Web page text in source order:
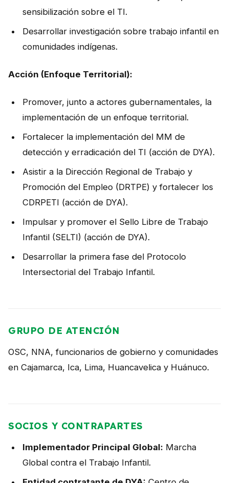
sensibilización sobre el TI.
Desarrollar investigación sobre trabajo infantil en
comunidades indígenas.
Acción (Enfoque Territorial):
Promover, junto a actores gubernamentales, la
implementación de un enfoque territorial.
Fortalecer la implementación del MM de
detección y erradicación del TI (acción de DYA).
Asistir a la Dirección Regional de Trabajo y
Promoción del Empleo (DRTPE) y fortalecer los
CDRPETI (acción de DYA).
Impulsar y promover el Sello Libre de Trabajo
Infantil (SELTI) (acción de DYA).
Desarrollar la primera fase del Protocolo
Intersectorial del Trabajo Infantil.
GRUPO DE ATENCIÓN
OSC, NNA, funcionarios de gobierno y comunidades
en Cajamarca, Ica, Lima, Huancavelica y Huánuco.
SOCIOS Y CONTRAPARTES
Implementador Principal Global: Marcha
Global contra el Trabajo Infantil.